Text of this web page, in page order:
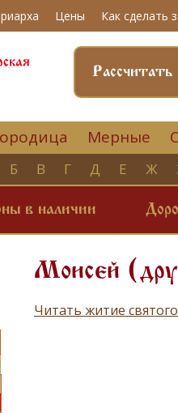
Цены Как сделать
Рассчитать
Мерные
Б В Г Д Е Ж
в наличии
Моисей
Читать житие